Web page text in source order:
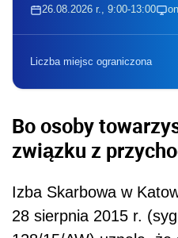
26.08.2026 r., 9:00-13:00
Liczba miejsc ograniczona
Bo osoby
związku z
Izba Skarbowa w
28 sierpnia 2015 r.